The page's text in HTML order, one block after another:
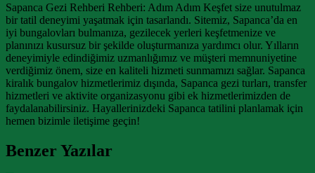
Sapanca Gezi Rehberi Rehberi: Adım Adım Keşfet size unutulmaz
bir tatil deneyimi yaşatmak için tasarlandı. Sitemiz, Sapanca’da en
iyi bungalovları bulmanıza, gezilecek yerleri keşfetmenize ve
planınızı kusursuz bir şekilde oluşturmanıza yardımcı olur. Yılların
deneyimiyle edindiğimiz uzmanlığımız ve müşteri memnuniyetine
verdiğimiz önem, size en kaliteli hizmeti sunmamızı sağlar. Sapanca
kiralık bungalov hizmetlerimiz dışında, Sapanca gezi turları, transfer
hizmetleri ve aktivite organizasyonu gibi ek hizmetlerimizden de
faydalanabilirsiniz. Hayallerinizdeki Sapanca tatilini planlamak için
hemen bizimle iletişime geçin!
Benzer Yazılar